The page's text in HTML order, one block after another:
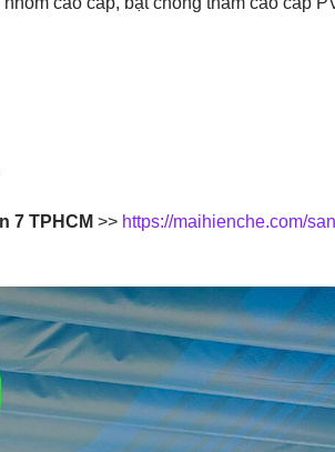
7 TPHCM >> https://maihienche.com/